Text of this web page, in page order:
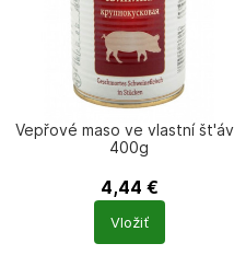
Vepřové maso ve vlastní
400g
4,44 €
Počet
produktů
Vložiť